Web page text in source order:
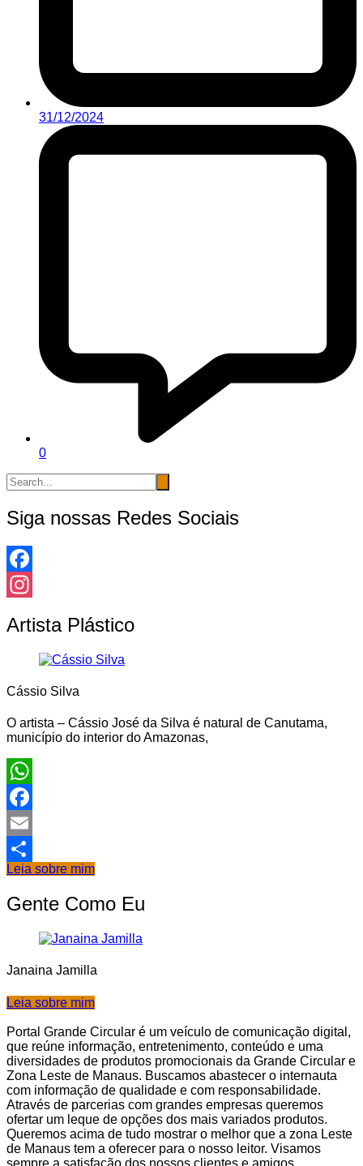
31/12/2024
0
Siga nossas Redes Sociais
Facebook
Artista Plástico
Cássio Silva
O artista – Cássio José da Silva é natural de Canutama,
município do interior do Amazonas,
WhatsApp
Facebook
Email
Share
Leia sobre mim
Gente Como Eu
Janaina Jamilla
Leia sobre mim
Portal Grande Circular é um veículo de comunicação digital,
que reúne informação, entretenimento, conteúdo e uma
diversidades de produtos promocionais da Grande Circular e
Zona Leste de Manaus. Buscamos abastecer o internauta
com informação de qualidade e com responsabilidade.
Através de parcerias com grandes empresas queremos
ofertar um leque de opções dos mais variados produtos.
Queremos acima de tudo mostrar o melhor que a zona Leste
de Manaus tem a oferecer para o nosso leitor. Visamos
sempre a satisfação dos nossos clientes e amigos.